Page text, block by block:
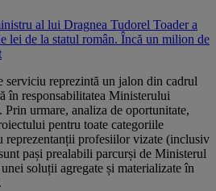
al lui Dragnea Tudorel Toader a
lei de la statul român. Încă un milion de
reprezintă un jalon din cadrul
în responsabilitatea Ministerului
urmare, analiza de oportunitate,
pentru toate categoriile
reprezentanții profesiilor vizate (inclusiv
pași prealabili parcurși de Ministerul
soluții agregate și materializate în